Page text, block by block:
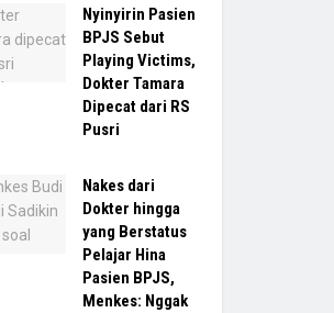
Nyinyirin Pasien
BPJS Sebut
Playing Victims,
Dokter Tamara
Dipecat dari RS
Pusri
Nakes dari
Dokter hingga
yang Berstatus
Pelajar Hina
Pasien BPJS,
Menkes: Nggak